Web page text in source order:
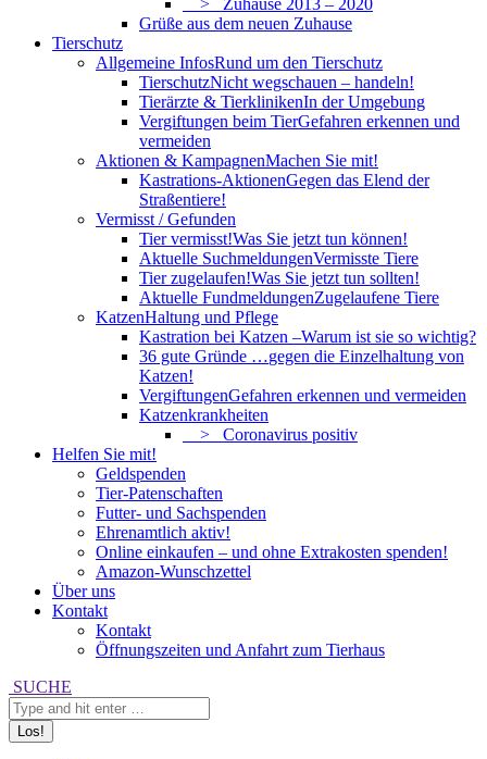
> Zuhause 2013 – 2020
Grüße aus dem neuen Zuhause
Tierschutz
Allgemeine InfosRund um den Tierschutz
TierschutzNicht wegschauen – handeln!
Tierärzte & TierklinikenIn der Umgebung
Vergiftungen beim TierGefahren erkennen und
vermeiden
Aktionen & KampagnenMachen Sie mit!
Kastrations-AktionenGegen das Elend der
Straßentiere!
Vermisst / Gefunden
Tier vermisst!Was Sie jetzt tun können!
Aktuelle SuchmeldungenVermisste Tiere
Tier zugelaufen!Was Sie jetzt tun sollten!
Aktuelle FundmeldungenZugelaufene Tiere
KatzenHaltung und Pflege
Kastration bei Katzen –Warum ist sie so wichtig?
36 gute Gründe …gegen die Einzelhaltung von
Katzen!
VergiftungenGefahren erkennen und vermeiden
Katzenkrankheiten
> Coronavirus positiv
Helfen Sie mit!
Geldspenden
Tier-Patenschaften
Futter- und Sachspenden
Ehrenamtlich aktiv!
Online einkaufen – und ohne Extrakosten spenden!
Amazon-Wunschzettel
Über uns
Kontakt
Kontakt
Öffnungszeiten und Anfahrt zum Tierhaus
Search:
SUCHE